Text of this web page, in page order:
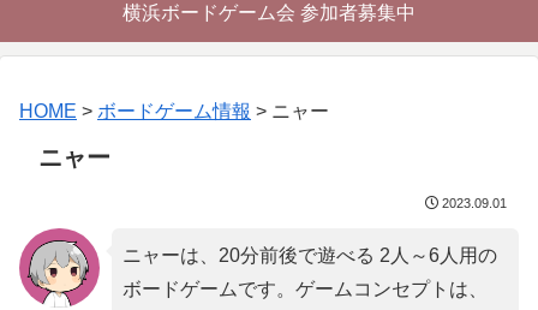
横浜ボードゲーム会 参加者募集中
HOME > ボードゲーム情報 > ニャー
ニャー
2023.09.01
ニャーは、20分前後で遊べる 2人～6人用の
ボードゲームです。ゲームコンセプトは、